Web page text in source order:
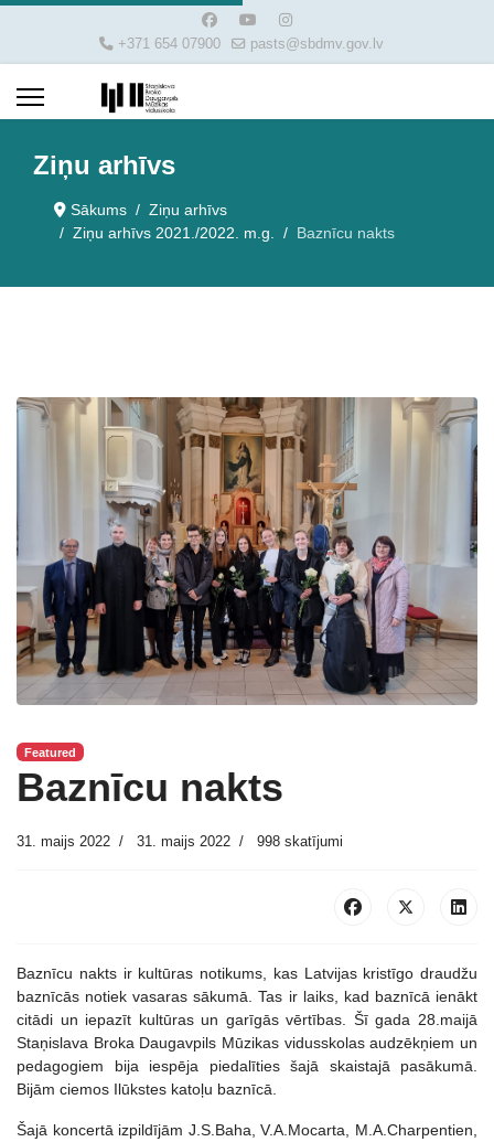
+371 654 07900 pasts@sbdmv.gov.lv
Ziņu arhīvs
Sākums
Ziņu arhīvs
Ziņu arhīvs 2021./2022. m.g.
Baznīcu nakts
Featured
Baznīcu nakts
31. maijs 2022 31. maijs 2022 998 skatījumi
Baznīcu nakts ir kultūras notikums, kas Latvijas kristīgo draudžu
baznīcās notiek vasaras sākumā. Tas ir laiks, kad baznīcā ienākt
citādi un iepazīt kultūras un garīgās vērtības. Šī gada 28.maijā
Staņislava Broka Daugavpils Mūzikas vidusskolas audzēkņiem un
pedagogiem bija iespēja piedalīties šajā skaistajā pasākumā.
Bijām ciemos Ilūkstes katoļu baznīcā.
Šajā koncertā izpildījām J.S.Baha, V.A.Mocarta, M.A.Charpentien,